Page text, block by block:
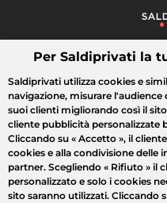
Cosa cerchi?
Tutte le vendite Moda
Per Saldiprivati la
Saldiprivati utilizza cookies e
navigazione, misurare l'audience
suoi clienti migliorando così il
cliente pubblicità personalizzate
Cliccando su « Accetto », il
cookies e alla condivisione delle
partner. Scegliendo « Rifiuto » il
personalizzato e solo i cookies
sito saranno utilizzati. Cliccando